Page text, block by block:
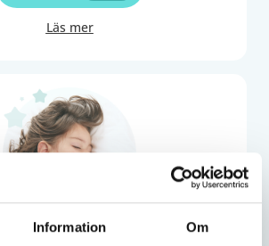
Information Om
Läs mer